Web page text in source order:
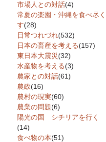
市場人との対話(4)
常夏の楽園・沖縄を食べ尽く
す(28)
日常つれづれ(532)
日本の畜産を考える(157)
東日本大震災(32)
水産物を考える(3)
農家との対話(61)
農政(16)
農村の現実(60)
農業の問題(6)
陽光の国 シチリアを行く
(14)
食べ物の本(51)